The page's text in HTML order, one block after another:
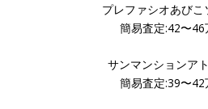
プレファシオあびこ
簡易査定:42〜46
サンマンションア
簡易査定:39〜42